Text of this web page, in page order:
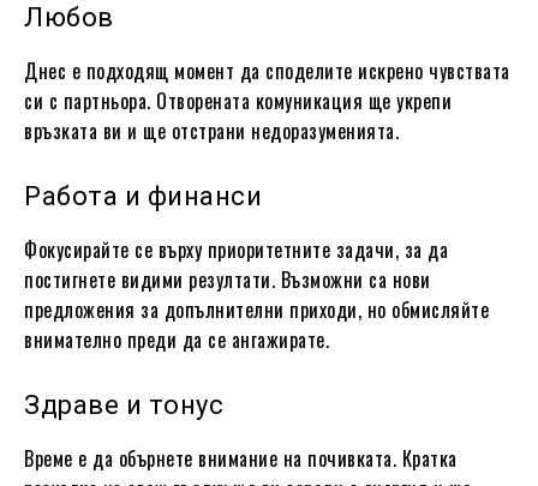
Любов
Днес е подходящ момент да споделите искрено чувствата
си с партньора. Отворената комуникация ще укрепи
връзката ви и ще отстрани недоразуменията.
Работа и финанси
Фокусирайте се върху приоритетните задачи, за да
постигнете видими резултати. Възможни са нови
предложения за допълнителни приходи, но обмисляйте
внимателно преди да се ангажирате.
Здраве и тонус
Време е да обърнете внимание на почивката. Кратка